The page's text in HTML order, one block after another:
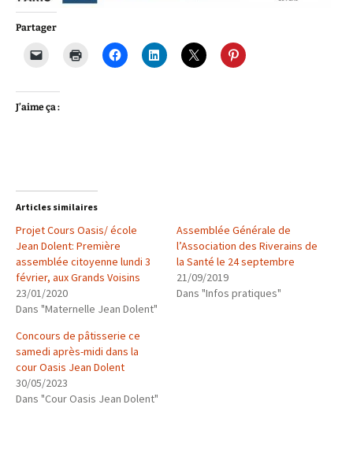
Partager
J’aime ça :
Articles similaires
Projet Cours Oasis/ école
Jean Dolent: Première
assemblée citoyenne lundi 3
février, aux Grands Voisins
23/01/2020
Dans "Maternelle Jean Dolent"
Assemblée Générale de
l’Association des Riverains de
la Santé le 24 septembre
21/09/2019
Dans "Infos pratiques"
Concours de pâtisserie ce
samedi après-midi dans la
cour Oasis Jean Dolent
30/05/2023
Dans "Cour Oasis Jean Dolent"